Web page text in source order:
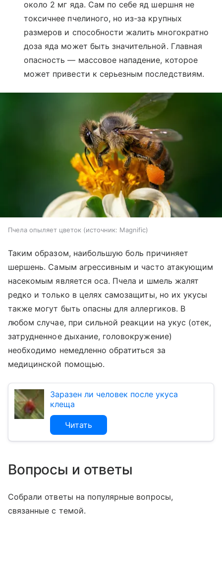
около 2 мг яда. Сам по себе яд шершня не
токсичнее пчелиного, но из-за крупных
размеров и способности жалить многократно
доза яда может быть значительной. Главная
опасность — массовое нападение, которое
может привести к серьезным последствиям.
Пчела опыляет цветок источник: Magnific
Таким образом, наибольшую боль причиняет
шершень. Самым агрессивным и часто атакующим
насекомым является оса. Пчела и шмель жалят
редко и только в целях самозащиты, но их укусы
также могут быть опасны для аллергиков. В
любом случае, при сильной реакции на укус (отек,
затрудненное дыхание, головокружение)
необходимо немедленно обратиться за
медицинской помощью.
Заразен ли человек после укуса
клеща
Читать
Вопросы и ответы
Собрали ответы на популярные вопросы,
связанные с темой.